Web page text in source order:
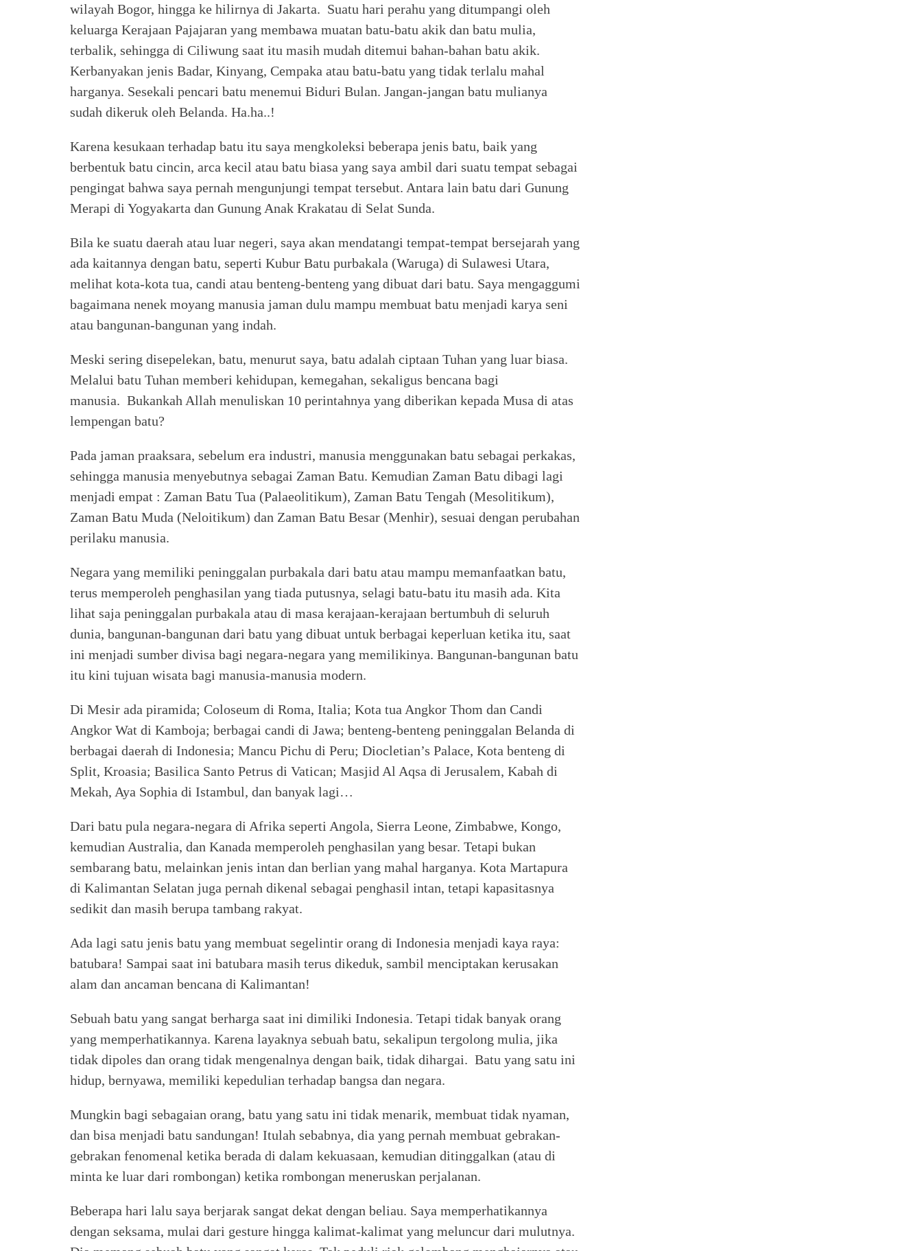
wilayah Bogor, hingga ke hilirnya di Jakarta. Suatu hari perahu yang ditumpangi oleh
keluarga Kerajaan Pajajaran yang membawa muatan batu-batu akik dan batu mulia,
terbalik, sehingga di Ciliwung saat itu masih mudah ditemui bahan-bahan batu akik.
Kerbanyakan jenis Badar, Kinyang, Cempaka atau batu-batu yang tidak terlalu mahal
harganya. Sesekali pencari batu menemui Biduri Bulan. Jangan-jangan batu mulianya
sudah dikeruk oleh Belanda. Ha.ha..!
Karena kesukaan terhadap batu itu saya mengkoleksi beberapa jenis batu, baik yang
berbentuk batu cincin, arca kecil atau batu biasa yang saya ambil dari suatu tempat sebagai
pengingat bahwa saya pernah mengunjungi tempat tersebut. Antara lain batu dari Gunung
Merapi di Yogyakarta dan Gunung Anak Krakatau di Selat Sunda.
Bila ke suatu daerah atau luar negeri, saya akan mendatangi tempat-tempat bersejarah yang
ada kaitannya dengan batu, seperti Kubur Batu purbakala (Waruga) di Sulawesi Utara,
melihat kota-kota tua, candi atau benteng-benteng yang dibuat dari batu. Saya mengaggumi
bagaimana nenek moyang manusia jaman dulu mampu membuat batu menjadi karya seni
atau bangunan-bangunan yang indah.
Meski sering disepelekan, batu, menurut saya, batu adalah ciptaan Tuhan yang luar biasa.
Melalui batu Tuhan memberi kehidupan, kemegahan, sekaligus bencana bagi
manusia. Bukankah Allah menuliskan 10 perintahnya yang diberikan kepada Musa di atas
lempengan batu?
Pada jaman praaksara, sebelum era industri, manusia menggunakan batu sebagai perkakas,
sehingga manusia menyebutnya sebagai Zaman Batu. Kemudian Zaman Batu dibagi lagi
menjadi empat : Zaman Batu Tua (Palaeolitikum), Zaman Batu Tengah (Mesolitikum),
Zaman Batu Muda (Neloitikum) dan Zaman Batu Besar (Menhir), sesuai dengan perubahan
perilaku manusia.
Negara yang memiliki peninggalan purbakala dari batu atau mampu memanfaatkan batu,
terus memperoleh penghasilan yang tiada putusnya, selagi batu-batu itu masih ada. Kita
lihat saja peninggalan purbakala atau di masa kerajaan-kerajaan bertumbuh di seluruh
dunia, bangunan-bangunan dari batu yang dibuat untuk berbagai keperluan ketika itu, saat
ini menjadi sumber divisa bagi negara-negara yang memilikinya. Bangunan-bangunan batu
itu kini tujuan wisata bagi manusia-manusia modern.
Di Mesir ada piramida; Coloseum di Roma, Italia; Kota tua Angkor Thom dan Candi
Angkor Wat di Kamboja; berbagai candi di Jawa; benteng-benteng peninggalan Belanda di
berbagai daerah di Indonesia; Mancu Pichu di Peru; Diocletian’s Palace, Kota benteng di
Split, Kroasia; Basilica Santo Petrus di Vatican; Masjid Al Aqsa di Jerusalem, Kabah di
Mekah, Aya Sophia di Istambul, dan banyak lagi…
Dari batu pula negara-negara di Afrika seperti Angola, Sierra Leone, Zimbabwe, Kongo,
kemudian Australia, dan Kanada memperoleh penghasilan yang besar. Tetapi bukan
sembarang batu, melainkan jenis intan dan berlian yang mahal harganya. Kota Martapura
di Kalimantan Selatan juga pernah dikenal sebagai penghasil intan, tetapi kapasitasnya
sedikit dan masih berupa tambang rakyat.
Ada lagi satu jenis batu yang membuat segelintir orang di Indonesia menjadi kaya raya:
batubara! Sampai saat ini batubara masih terus dikeduk, sambil menciptakan kerusakan
alam dan ancaman bencana di Kalimantan!
Sebuah batu yang sangat berharga saat ini dimiliki Indonesia. Tetapi tidak banyak orang
yang memperhatikannya. Karena layaknya sebuah batu, sekalipun tergolong mulia, jika
tidak dipoles dan orang tidak mengenalnya dengan baik, tidak dihargai. Batu yang satu ini
hidup, bernyawa, memiliki kepedulian terhadap bangsa dan negara.
Mungkin bagi sebagaian orang, batu yang satu ini tidak menarik, membuat tidak nyaman,
dan bisa menjadi batu sandungan! Itulah sebabnya, dia yang pernah membuat gebrakan-
gebrakan fenomenal ketika berada di dalam kekuasaan, kemudian ditinggalkan (atau di
minta ke luar dari rombongan) ketika rombongan meneruskan perjalanan.
Beberapa hari lalu saya berjarak sangat dekat dengan beliau. Saya memperhatikannya
dengan seksama, mulai dari gesture hingga kalimat-kalimat yang meluncur dari mulutnya.